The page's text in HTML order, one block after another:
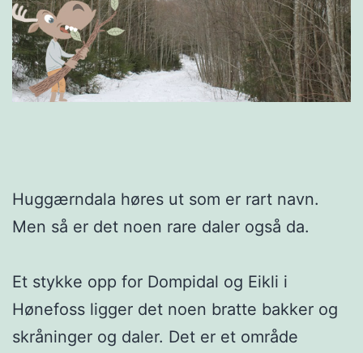
Huggærndala høres ut som er rart navn.
Men så er det noen rare daler også da.
Et stykke opp for Dompidal og Eikli i
Hønefoss ligger det noen bratte bakker og
skråninger og daler. Det er et område